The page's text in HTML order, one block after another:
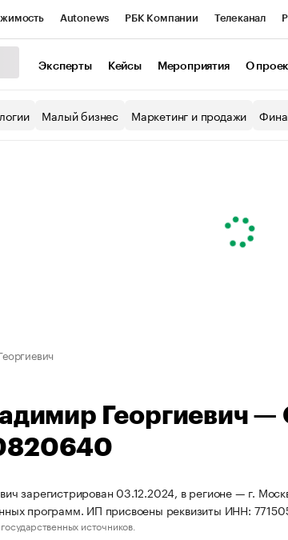
Autonews РБК Компании Телеканал
Экономика Бизнес
Эксперты Кейсы Мероприятия О
Малый бизнес Маркетинг и продажи
Георгиевич
зарегистрирован 03.12.2024, в регионе — г.
программ. ИП присвоены реквизиты ИНН:
источников.